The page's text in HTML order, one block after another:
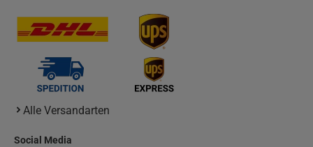
Alle Versandarten
Social Media